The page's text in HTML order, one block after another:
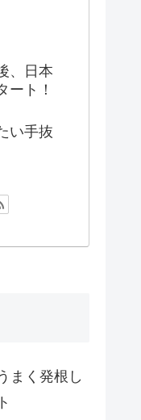
、日本
ート！
い手抜
まく発根し